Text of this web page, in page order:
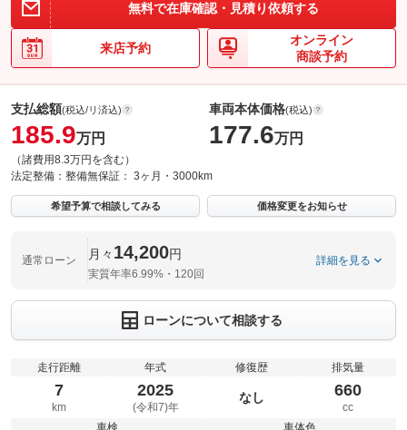
無料で在庫確認・見積り依頼する
来店予約
オンライン
商談予約
支払総額(税込/リ済込)
185.9万円
（諸費用8.3万円を含む）
車両本体価格(税込)
177.6万円
法定整備： 整備無保証： 3ヶ月・3000km
希望予算で相談してみる 価格変更をお知らせ
通常ローン 月々 14,200円
実質年率6.99%・120回
詳細を見る
ローンについて相談する
走行距離
7
km
年式
2025
(令和7)年
修復歴
なし
排気量
660
cc
車検
車体色